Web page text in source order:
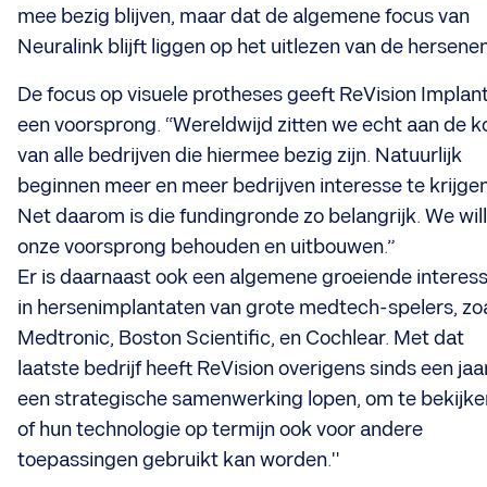
mee bezig blijven, maar dat de algemene focus van
Neuralink blijft liggen op het uitlezen van de
De focus op visuele protheses geeft ReVision
een voorsprong. “Wereldwijd zitten we echt aan de
van alle bedrijven die hiermee bezig zijn. Natuurlijk
beginnen meer en meer bedrijven interesse te
Net daarom is die fundingronde zo belangrijk. We
onze voorsprong behouden en uitbouwen.”
Er is daarnaast ook een algemene groeiende
in hersenimplantaten van grote medtech-spelers,
Medtronic, Boston Scientific, en Cochlear. Met dat
laatste bedrijf heeft ReVision overigens sinds een
een strategische samenwerking lopen, om te
of hun technologie op termijn ook voor andere
toepassingen gebruikt kan worden."